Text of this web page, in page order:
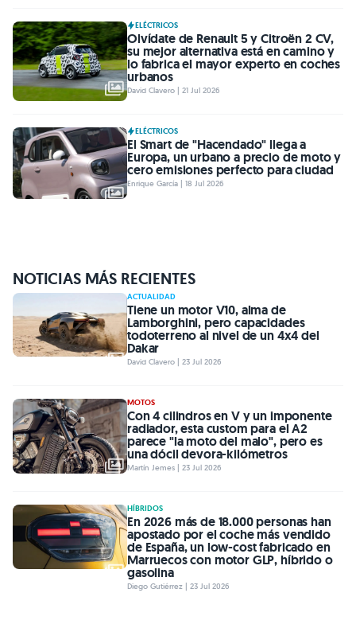
ELÉCTRICOS
Olvídate de Renault 5 y Citroën 2 CV,
su mejor alternativa está en camino y
lo fabrica el mayor experto en coches
urbanos
David Clavero | 21 Jul 2026
ELÉCTRICOS
El Smart de "Hacendado" llega a
Europa, un urbano a precio de moto y
cero emisiones perfecto para ciudad
Enrique García | 18 Jul 2026
NOTICIAS MÁS RECIENTES
ACTUALIDAD
Tiene un motor V10, alma de
Lamborghini, pero capacidades
todoterreno al nivel de un 4x4 del
Dakar
David Clavero | 23 Jul 2026
MOTOS
Con 4 cilindros en V y un imponente
radiador, esta custom para el A2
parece "la moto del malo", pero es
una dócil devora-kilómetros
Martín Jemes | 23 Jul 2026
HÍBRIDOS
En 2026 más de 18.000 personas han
apostado por el coche más vendido
de España, un low-cost fabricado en
Marruecos con motor GLP, híbrido o
gasolina
Diego Gutiérrez | 23 Jul 2026